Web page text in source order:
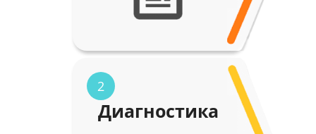
2
Диагностика